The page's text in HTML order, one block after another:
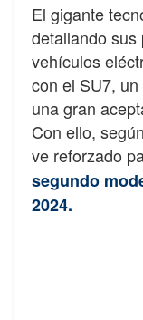
El gigante
detallando
vehículos
con el SU7,
una gran
Con ello,
ve reforzado
segundo
2024.